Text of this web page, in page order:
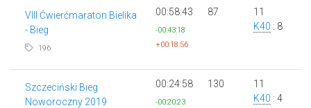
VIII Ćwierćmaraton Bielika
- Bieg
196
00:58:43
-00:43:18
+00:18:56
87
11
K40 : 8
Szczeciński Bieg
Noworoczny 2019
00:24:58
-00:20:23
130
11
K40 : 4